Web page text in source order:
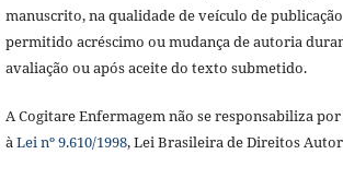
manuscrito, na qualidade de veículo de
permitido acréscimo ou mudança de autoria
avaliação ou após aceite do texto submetido.
A Cogitare Enfermagem não se responsabiliza
àLei nº 9.610/1998, Lei Brasileira de Direitos